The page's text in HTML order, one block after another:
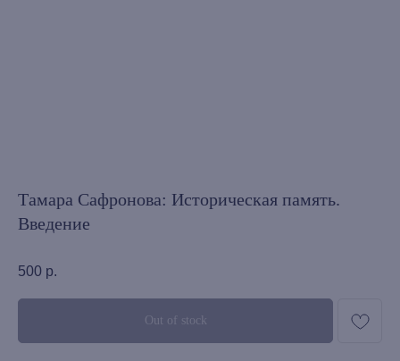
Тамара Сафронова: Историческая память.
Введение
500 р.
Out of stock